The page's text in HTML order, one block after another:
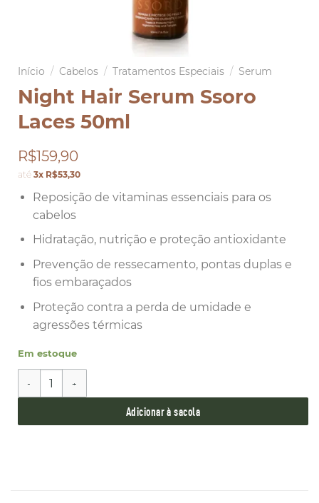
Início / Cabelos / Tratamentos Especiais / Serum
Night Hair Serum Ssoro
Laces 50ml
R$159,90
até 3x R$53,30
Reposição de vitaminas essenciais para os
cabelos
Hidratação, nutrição e proteção antioxidante
Prevenção de ressecamento, pontas duplas e
fios embaraçados
Proteção contra a perda de umidade e
agressões térmicas
Em estoque
Night Hair Serum Ssoro Laces 50ml quantidade
Adicionar à sacola